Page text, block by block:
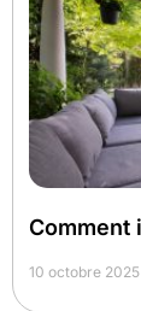
Comment
10 octobre